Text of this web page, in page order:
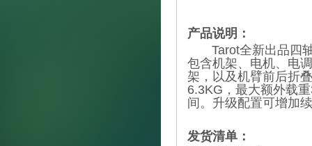
产品说明：
Tarot全新出品四轴
包含机架、电机、电
架，以及机臂前后折
6.3KG，最大额外载
间。升级配置可增加
发货清单：